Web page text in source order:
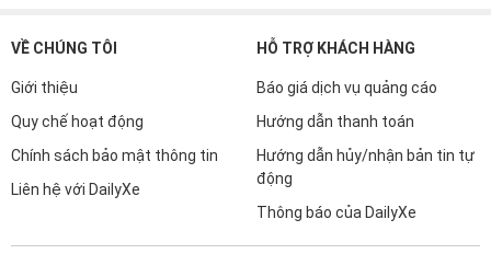
VỀ CHÚNG TÔI
Giới thiệu
Quy chế hoạt động
Chính sách bảo mật thông tin
Liên hệ với DailyXe
HỖ TRỢ KHÁCH HÀNG
Báo giá dịch vụ quảng cáo
Hướng dẫn thanh toán
Hướng dẫn hủy/nhận bản tin tự
động
Thông báo của DailyXe